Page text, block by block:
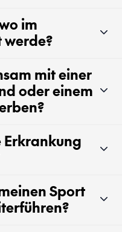
im
mit einer
oder einem
Erkrankung
Sport